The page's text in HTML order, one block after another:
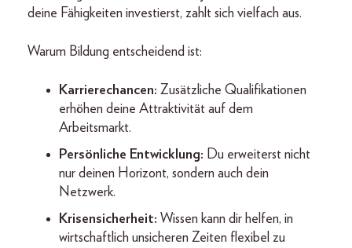
deine Fähigkeiten investierst, zahlt sich vielfach aus.
Warum Bildung entscheidend ist:
Karrierechancen: Zusätzliche Qualifikationen
erhöhen deine Attraktivität auf dem
Arbeitsmarkt.
Persönliche Entwicklung: Du erweiterst nicht
nur deinen Horizont, sondern auch dein
Netzwerk.
Krisensicherheit: Wissen kann dir helfen, in
wirtschaftlich unsicheren Zeiten flexibel zu